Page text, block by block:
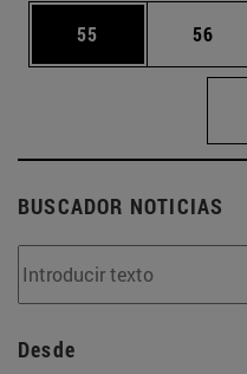
Página
55 Página
56
BUSCADOR NOTICIAS
Desde